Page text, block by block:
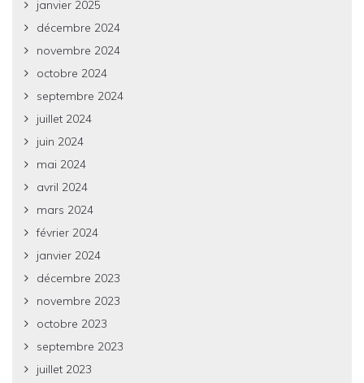
janvier 2025
décembre 2024
novembre 2024
octobre 2024
septembre 2024
juillet 2024
juin 2024
mai 2024
avril 2024
mars 2024
février 2024
janvier 2024
décembre 2023
novembre 2023
octobre 2023
septembre 2023
juillet 2023